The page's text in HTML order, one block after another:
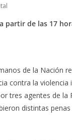
partir de las 17
de la Nación
contra la
tres agentes de
distintas